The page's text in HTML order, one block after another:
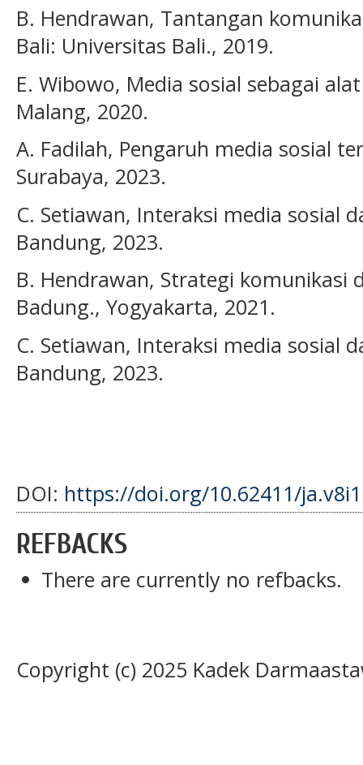
B. Hendrawan, Tantangan
Bali: Universitas Bali., 2019.
E. Wibowo, Media sosial sebagai
Malang, 2020.
A. Fadilah, Pengaruh media sosial
Surabaya, 2023.
C. Setiawan, Interaksi media sosial
Bandung, 2023.
B. Hendrawan, Strategi komunikasi
Badung., Yogyakarta, 2021.
C. Setiawan, Interaksi media sosial
Bandung, 2023.
DOI: https://doi.org/10.62411/
REFBACKS
There are currently no refbacks.
Copyright (c) 2025 Kadek